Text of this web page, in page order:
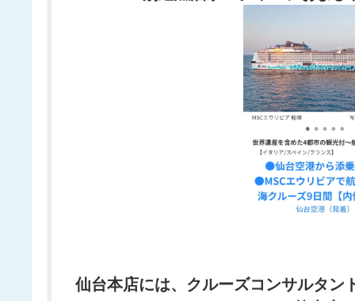
仙台本店には、クルーズコンサルタン